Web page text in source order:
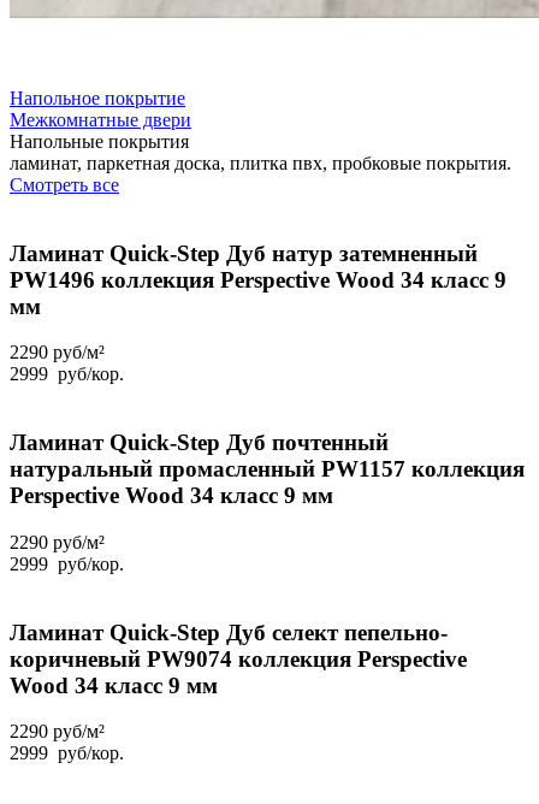
Напольное покрытие
Межкомнатные двери
Напольные покрытия
ламинат, паркетная доска, плитка пвх, пробковые покрытия.
Смотреть все
Ламинат Quick-Step Дуб натур затемненный
PW1496 коллекция Perspective Wood 34 класс 9
мм
2290 руб/м²
2999 руб/кор.
Ламинат Quick-Step Дуб почтенный
натуральный промасленный PW1157 коллекция
Perspective Wood 34 класс 9 мм
2290 руб/м²
2999 руб/кор.
Ламинат Quick-Step Дуб селект пепельно-
коричневый PW9074 коллекция Perspective
Wood 34 класс 9 мм
2290 руб/м²
2999 руб/кор.